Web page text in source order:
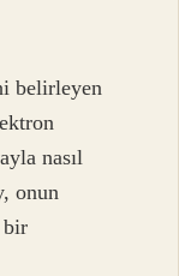
belirleyen
nasıl
onun
bir